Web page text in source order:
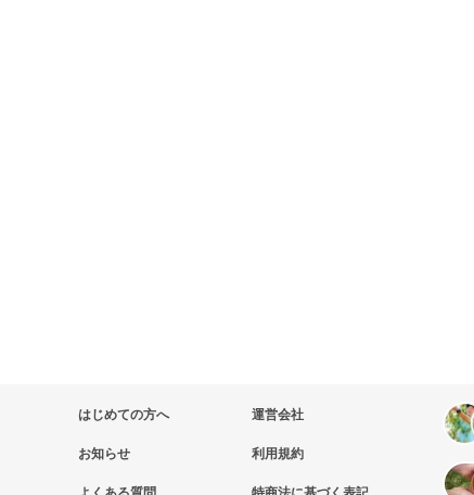
はじめての方へ
お知らせ
運営会社
利用規約